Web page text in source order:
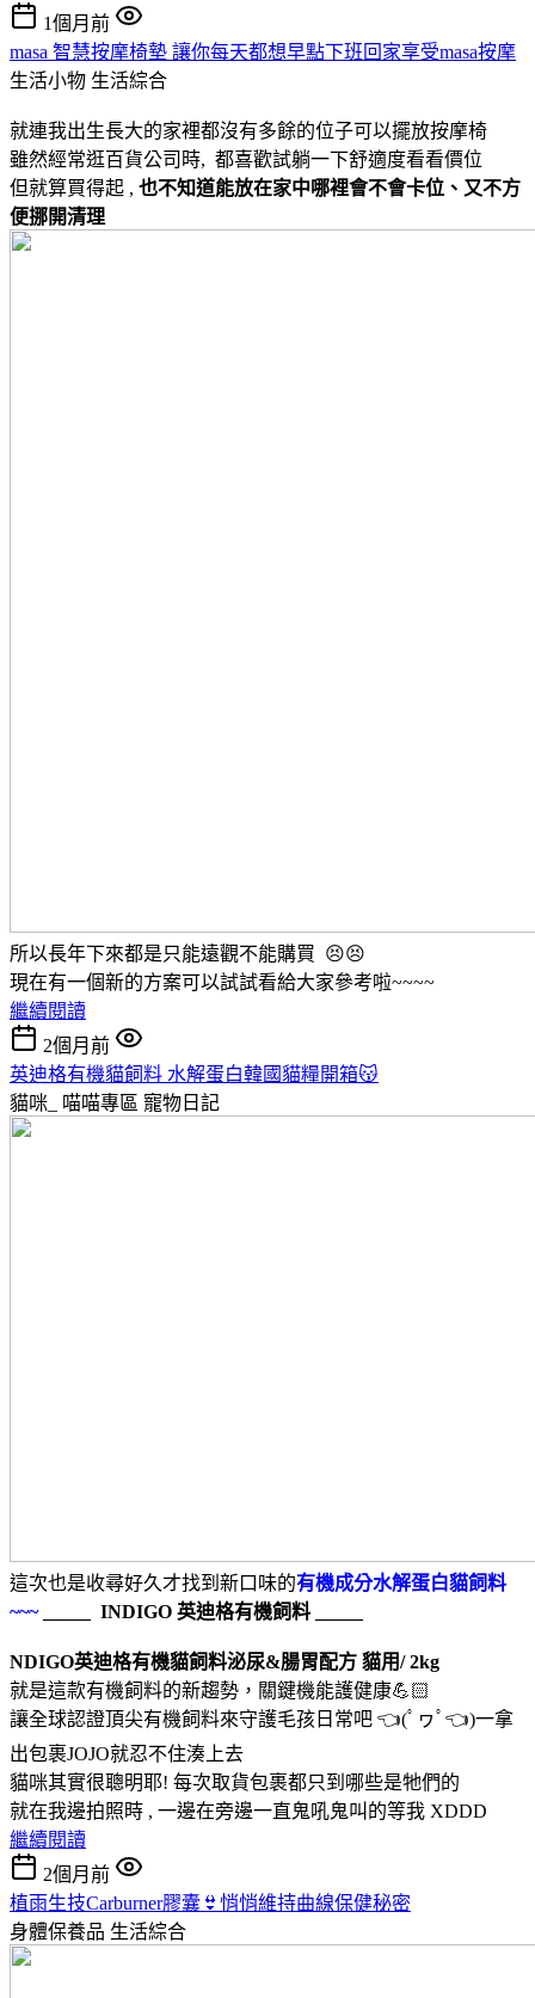
1個月前
masa 智慧按摩椅墊 讓你每天都想早點下班回家享受masa按摩
生活小物 生活綜合
就連我出生長大的家裡都沒有多餘的位子可以擺放按摩椅
雖然經常逛百貨公司時, 都喜歡試躺一下舒適度看看價位
但就算買得起 , 也不知道能放在家中哪裡會不會卡位、又不方
便挪開清理
所以長年下來都是只能遠觀不能購買 😣😣
現在有一個新的方案可以試試看給大家參考啦~~~~
繼續閱讀
2個月前
英迪格有機貓飼料 水解蛋白韓國貓糧開箱😽
貓咪_ 喵喵專區 寵物日記
這次也是收尋好久才找到新口味的有機成分水解蛋白貓飼料
~~~_____ INDIGO 英迪格有機飼料 _____
NDIGO英迪格有機貓飼料泌尿&腸胃配方 貓用/ 2kg
就是這款有機飼料的新趨勢，關鍵機能護健康💪🏻
讓全球認證頂尖有機飼料來守護毛孩日常吧 👈(ﾟヮﾟ👈)一拿
出包裹JOJO就忍不住湊上去
貓咪其實很聰明耶! 每次取貨包裹都只到哪些是牠們的
就在我邊拍照時 , 一邊在旁邊一直鬼吼鬼叫的等我 XDDD
繼續閱讀
2個月前
植雨生技Carburner膠囊👙悄悄維持曲線保健秘密
身體保養品 生活綜合